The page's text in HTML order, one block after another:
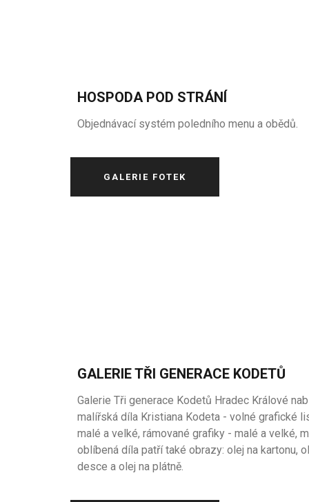
HOSPODA POD STRÁNÍ
Objednávací systém poledního menu a obědů.
GALERIE FOTEK
GALERIE TŘI GENERACE KODETŮ
Galerie Tři generace Kodetů Hradec Králové
malířská díla Kristiana Kodeta - volné grafické
malé a velké, rámované grafiky - malé a velké,
oblíbená díla patří také obrazy: olej na kartonu,
desce a olej na plátně.